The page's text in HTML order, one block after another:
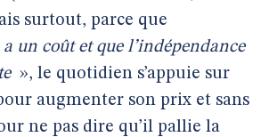
surtout, parce que
un coût et que l’indépendance
», le quotidien s’appuie sur
augmenter son prix et sans
ne pas dire qu’il pallie la